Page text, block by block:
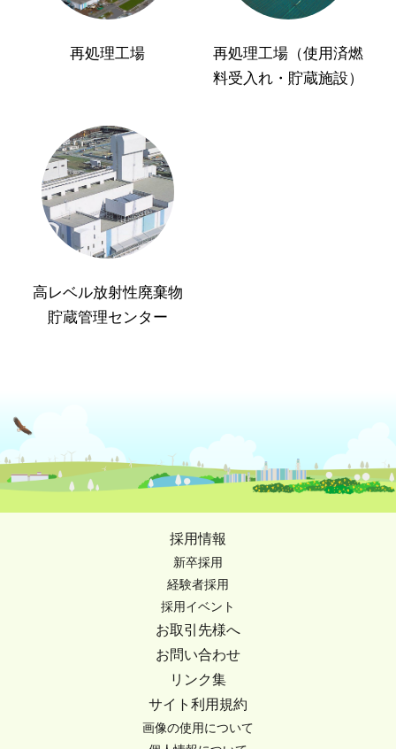
再処理工場
再処理工場（使用済燃
料受入れ・貯蔵施設）
高レベル放射性廃棄物
貯蔵管理センター
採用情報
新卒採用
経験者採用
採用イベント
お取引先様へ
お問い合わせ
リンク集
サイト利用規約
画像の使用について